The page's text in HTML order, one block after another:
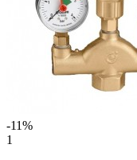
-11%
1